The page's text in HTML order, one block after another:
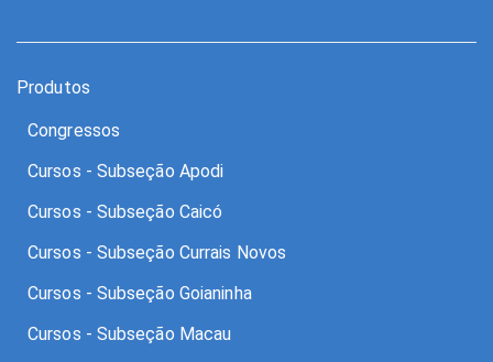
Produtos
Congressos
Cursos - Subseção Apodi
Cursos - Subseção Caicó
Cursos - Subseção Currais Novos
Cursos - Subseção Goianinha
Cursos - Subseção Macau